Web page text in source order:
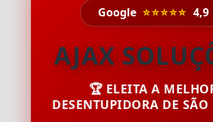
Google ⭐⭐⭐⭐⭐ 4,9
AJAX
🏆 ELEITA A
DESENTUPIDORA DE SÃO